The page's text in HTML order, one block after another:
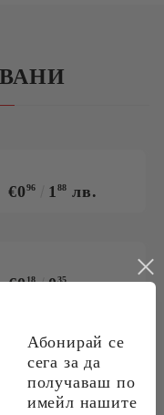
€096 1 88 лв.
€018 035лв.
Абонирай се
сега за да
получаваш по
имейл нашите